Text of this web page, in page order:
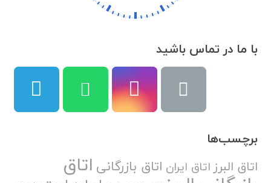
با ما در تماس باشید
برچسب‌ها
اتاق البرزاتاق ایران اتاق بازرگانی اتاق